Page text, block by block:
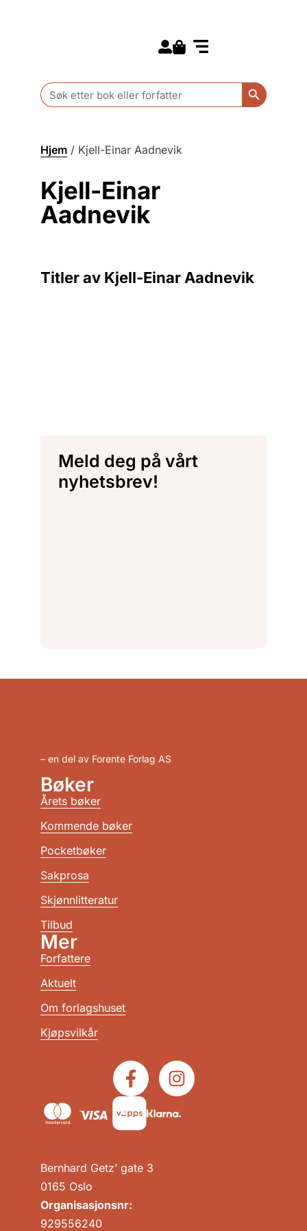
Search
for:
Search
Hjem / Kjell-Einar Aadnevik
Kjell-Einar
Aadnevik
Titler av Kjell-Einar Aadnevik
Meld deg på vårt
nyhetsbrev!
– en del av Forente Forlag AS
Bernhard Getz’ gate 3
0165 Oslo
Organisasjonsnr:
929556240
Bøker
Årets bøker
Kommende bøker
Pocketbøker
Sakprosa
Skjønnlitteratur
Tilbud
Mer
Forfattere
Aktuelt
Om forlagshuset
Kjøpsvilkår